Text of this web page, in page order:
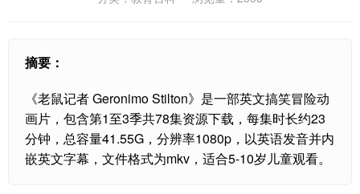
摘要：
《老鼠记者 Geronimo Stilton》是一部英文搞笑冒险动
画片，包含第1至3季共78集资源下载，每集时长约23
分钟，总容量41.55G，分辨率1080p，以英语发音并内
嵌英文字幕，文件格式为mkv，适合5-10岁儿童观看。